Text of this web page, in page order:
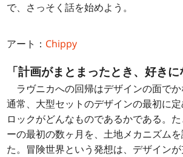
で、さっそく話を始めよう。
アート： Chippy
「計画がまとまったとき、好きに
ラヴニカへの回帰はデザインの面でか
通常、大型セットのデザインの最初に
ロックがどんなものであるかである。
ーの最初の数ヶ月を、土地メカニズム
た。冒険世界という発想は、デザイン